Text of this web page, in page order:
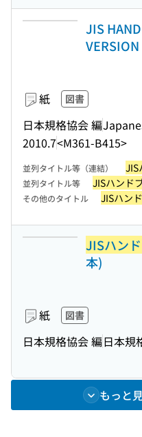
JIS
紙 図書
日本規格協会 編
2010.7<M361-B415>
並列タイトル等（連結） JIS
並列タイトル等 JISハンド
その他のタイトル JISハン
JISハン
本)
紙 図書
日本規格協会 編日本規
もっと